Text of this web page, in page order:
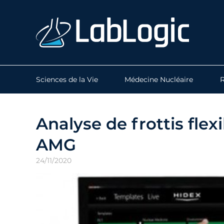
Sciences de la Vie Médecine Nucléaire
Analyse de frottis
AMG
24/11/2020